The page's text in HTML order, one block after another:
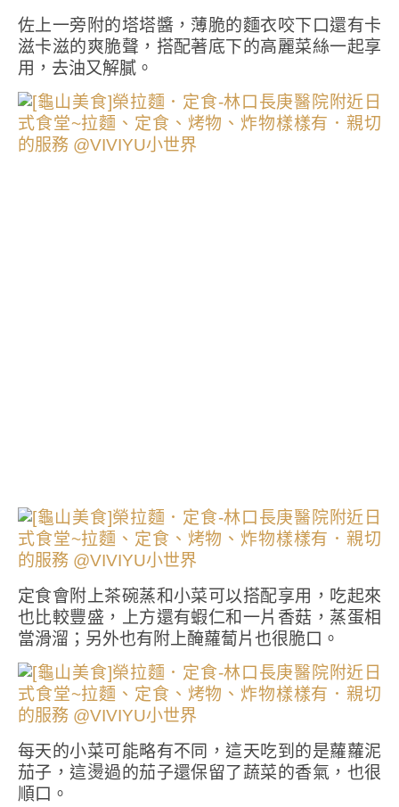
佐上一旁附的塔塔醬，薄脆的麵衣咬下口還有卡
滋卡滋的爽脆聲，搭配著底下的高麗菜絲一起享
用，去油又解膩。
定食會附上茶碗蒸和小菜可以搭配享用，吃起來
也比較豐盛，上方還有蝦仁和一片香菇，蒸蛋相
當滑溜；另外也有附上醃蘿蔔片也很脆口。
每天的小菜可能略有不同，這天吃到的是蘿蘿泥
茄子，這燙過的茄子還保留了蔬菜的香氣，也很
順口。